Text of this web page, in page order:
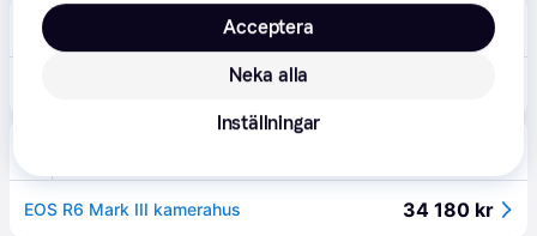
Goecker Photo | Video
CANON EOS R6 MARK III CAMERA BODY
EOS R6 Mark III kamerahus 34 180 kr
Neka alla
Acceptera
Inställningar